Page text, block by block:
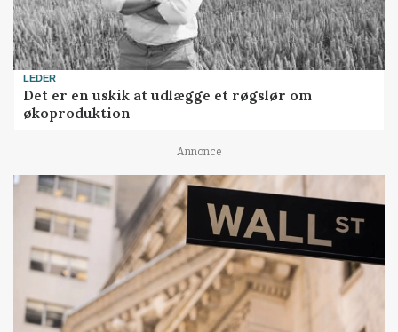
LEDER
Det er en uskik at udlægge et røgslør om
økoproduktion
Annonce